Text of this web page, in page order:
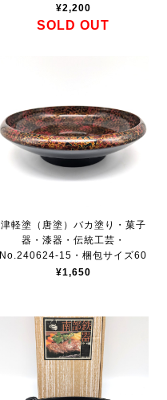
¥2,200
SOLD OUT
津軽塗（唐塗）バカ塗り・菓子
器・漆器・伝統工芸・
No.240624-15・梱包サイズ60
¥1,650